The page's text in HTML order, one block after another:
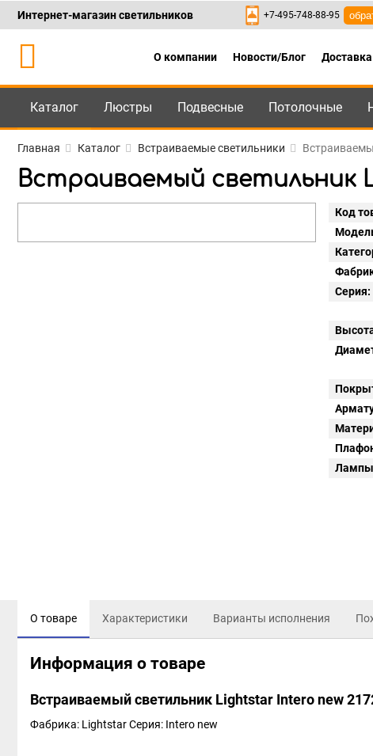
Каталог +7-495-748-88-95 ,
Интернет-магазин светильников +7-495-748-88-95
О компании Новости/Блог Доставка
Каталог Люстры Подвесные Потолочные
Главная Каталог Встраиваемые светильники
Встраиваемый светильник
Код
Серия:
О товаре Характеристики Варианты исполнения
Информация о товаре
Встраиваемый светильник Lightstar Intero new
Фабрика: LightstarСерия: Intero new